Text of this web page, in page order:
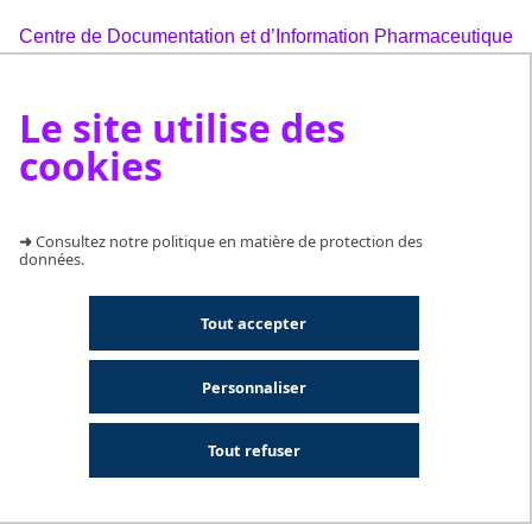
Le site utilise des
cookies
➜Consultez notre politique en matière de protection des
données.
Tout accepter
Tout refuser
Personnaliser
Centre de Documentation et d’Information Pharmaceutique
CONTACT
sa.documentationcentrale@chu-lyon.fr